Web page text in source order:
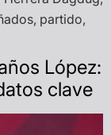
partido,
López:
clave